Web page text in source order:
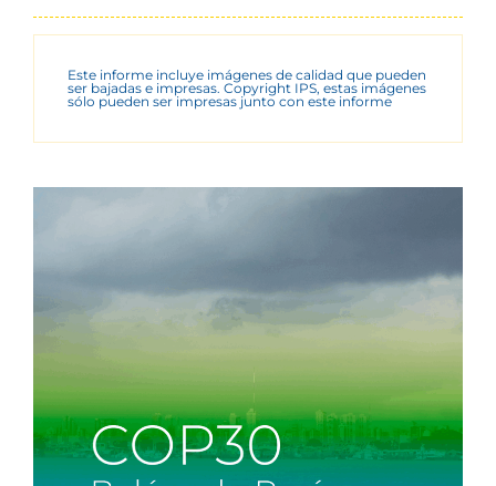
Este informe incluye imágenes de calidad que pueden
ser bajadas e impresas. Copyright IPS, estas imágenes
sólo pueden ser impresas junto con este informe